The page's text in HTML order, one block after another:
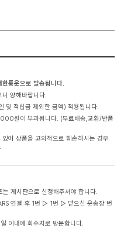
통운으로 발송됩니다.
양해바랍니다.
및 적립금 제외한 금액) 적용됩니다.
원이 부과됩니다. (무료배송,교환/반품
어 상품을 고의적으로 훼손하시는 경우
게시판으로 신청해주셔야 합니다.
연결 후 1번 ▷ 1번 ▷ 받으신 운송장 번
이내에 회수지로 방문합니다.